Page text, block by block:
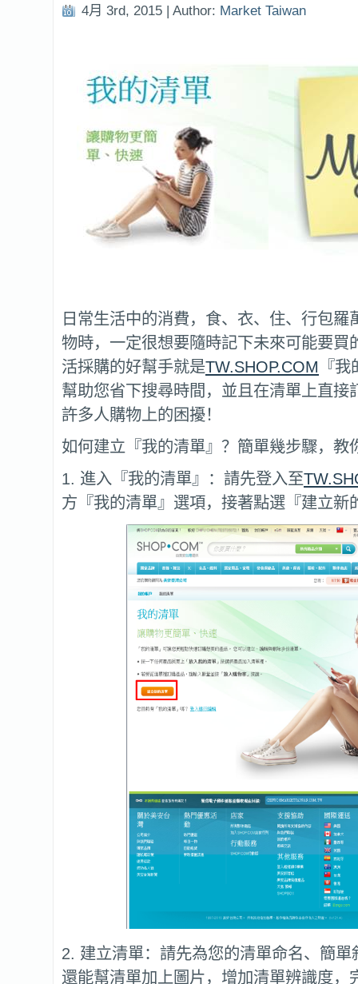
4月 3rd, 2015 | Author: Market Taiwan
日常生活中的消費，食、衣、住、行包羅
物時，一定很想要隨時記下未來可能要買
活採購的好幫手就是TW.SHOP.COM 『
幫助您省下搜尋時間，並且在清單上直接
許多人購物上的困擾！
如何建立『我的清單』？簡單幾步驟，教
1. 進入『我的清單』：請先登入至
方『我的清單』選項，接著點選『建立新
2. 建立清單：請先為您的清單命名、簡單
還能幫清單加上圖片，增加清單辨識度，